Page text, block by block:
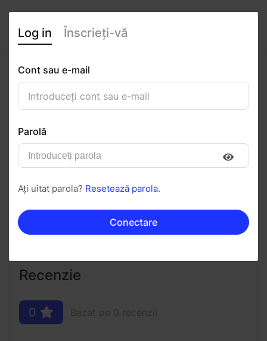
Ayan Daniel Rațiu
Urmăriți Salvați în PDF
Invitați Mesaj
Recenzie
0
Log in Înscrieți-vă
Cont sau e-mail
Parolă
Ați uitat parola? Resetează parola.
Conectare